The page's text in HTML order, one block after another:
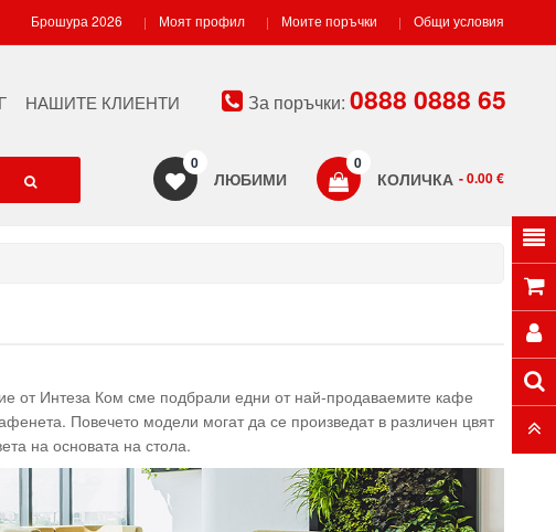
Брошура 2026 Моят профил Моите поръчки Общи условия
НАШИТЕ КЛИЕНТИ За поръчки: 0888 0888 65
КОЛИЧКА
0
- 0.00 €
ЛЮБИМИ
0
от Интеза Ком сме подбрали едни от най-продаваемите кафе
Повечето модели могат да се произведат в различен цвят
на основата на стола.